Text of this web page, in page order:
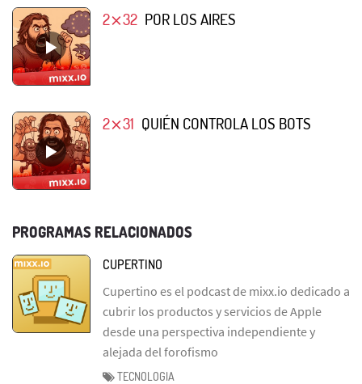
2⨯32 POR LOS AIRES
2⨯31 QUIÉN CONTROLA LOS BOTS
PROGRAMAS RELACIONADOS
CUPERTINO
Cupertino es el podcast de mixx.io dedicado a
cubrir los productos y servicios de Apple
desde una perspectiva independiente y
alejada del forofismo
TECNOLOGIA